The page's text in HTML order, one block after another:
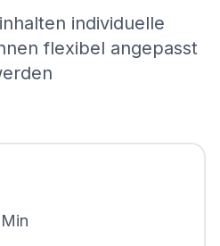
individuelle
flexibel angepasst